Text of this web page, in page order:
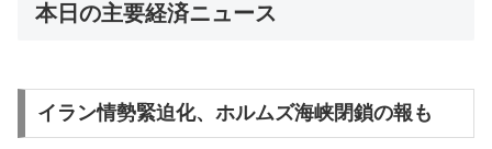
本日の主要経済ニュース
イラン情勢緊迫化、ホルムズ海峡閉鎖の報も